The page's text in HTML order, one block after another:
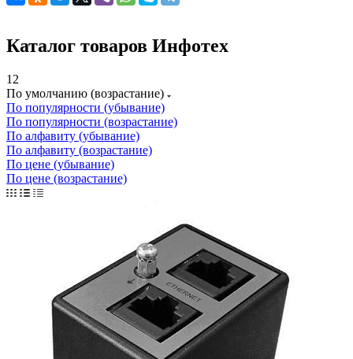
Каталог товаров Инфотех
12
По умолчанию (возрастание)
По популярности (убывание)
По популярности (возрастание)
По алфавиту (убывание)
По алфавиту (возрастание)
По цене (убывание)
По цене (возрастание)